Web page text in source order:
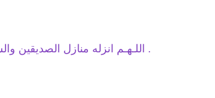
اللـهـم انزله منازل الصديقين والشهداء والصالحين وحسن اولئك رفيقا .